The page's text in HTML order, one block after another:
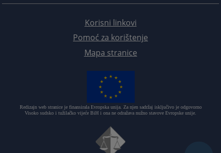
Korisni linkovi
Pomoć za korištenje
Mapa stranice
Redizajn web stranice je finansirala Evropska unija. Za njen sadržaj isključivo je odgovorno
Visoko sudsko i tužilačko vijeće BiH i ona ne odražava nužno stavove Evropske unije.